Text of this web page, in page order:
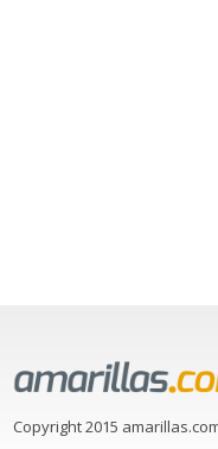
Copyright 2015